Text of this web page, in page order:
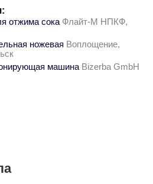
отжима сока Флайт-М НПКФ,
ножевая Воплощение,
машина Bizerba GmbH